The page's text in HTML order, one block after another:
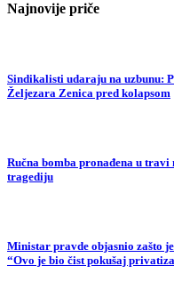
Najnovije priče
Sindikalisti udaraju na uzbunu:
Željezara Zenica pred kolapsom
Ručna bomba pronađena u
tragediju
Ministar pravde objasnio zašto
“Ovo je bio čist pokušaj